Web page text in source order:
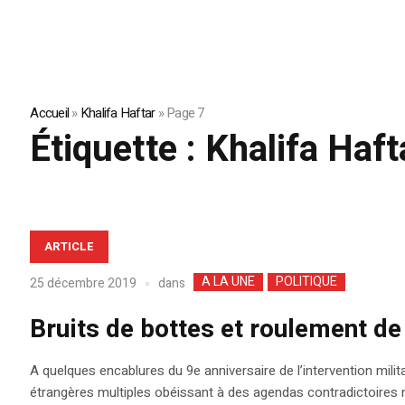
Accueil»Khalifa Haftar»Page 7
Étiquette : Khalifa
ARTICLE
25 décembre 2019 dans A LA UNE POLITIQUE
Bruits de bottes et roulement
A quelques encablures du 9e anniversaire de l’intervention
étrangères multiples obéissant à des agendas